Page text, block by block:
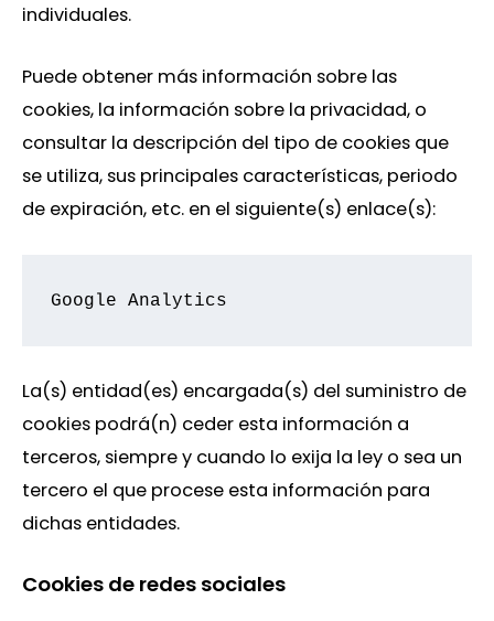
individuales.
Puede obtener más información sobre las
cookies, la información sobre la privacidad, o
consultar la descripción del tipo de cookies que
se utiliza, sus principales características, periodo
de expiración, etc. en el siguiente(s) enlace(s):
Google Analytics
La(s) entidad(es) encargada(s) del suministro de
cookies podrá(n) ceder esta información a
terceros, siempre y cuando lo exija la ley o sea un
tercero el que procese esta información para
dichas entidades.
Cookies de redes sociales